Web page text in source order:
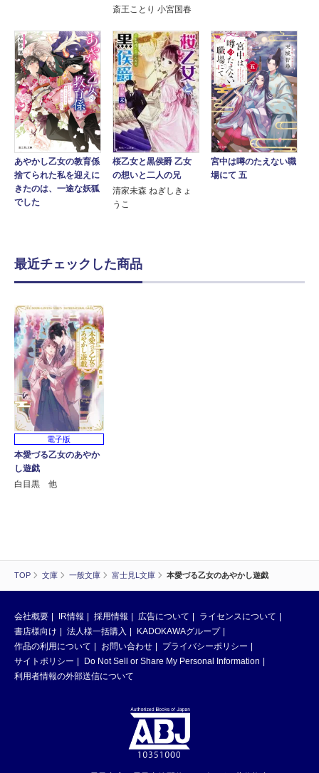
TOP 文庫 一般文庫 富士見L文庫 本愛づる乙女のあやかし遊戯
斎王ことり 小宮国春
あやかし乙女の教育係
捨てられた私を迎えに
きたのは、一途な妖狐
でした
桜乙女と黒侯爵 乙女
の想いと二人の兄
清家未森 ねぎしきょ
うこ
宮中は噂のたえない職
場にて 五
最近チェックした商品
電子版
本愛づる乙女のあやか
し遊戯
白目黒 他
会社概要 IR情報 採用情報 広告について
ライセンスについて
書店様向け
法人様一括購入
KADOKAWAグループ
作品の利用について
お問い合わせ
プライバシーポリシー
サイトポリシー
Do Not Sell or Share My Personal Information
利用者情報の外部送信について